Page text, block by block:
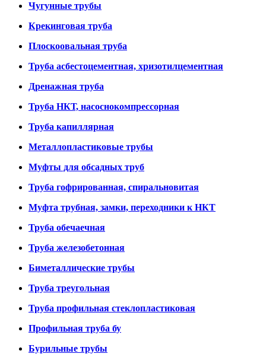
Чугунные трубы
Крекинговая труба
Плоскоовальная труба
Труба асбестоцементная, хризотилцементная
Дренажная труба
Труба НКТ, насоснокомпрессорная
Труба капиллярная
Металлопластиковые трубы
Муфты для обсадных труб
Труба гофрированная, спиральновитая
Муфта трубная, замки, переходники к НКТ
Труба обечаечная
Труба железобетонная
Биметаллические трубы
Труба треугольная
Труба профильная стеклопластиковая
Профильная труба бу
Бурильные трубы